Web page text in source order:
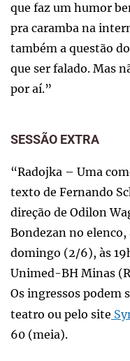
que faz um humor
pra caramba na
também a questão
que ser falado. Mas
por aí.”
SESSÃO EXTRA
“Radojka – Uma
texto de Fernando
direção de Odilon
Bondezan no
domingo (2/6), às
Unimed-BH Minas
Os ingressos podem
teatro ou pelo site
60 (meia).